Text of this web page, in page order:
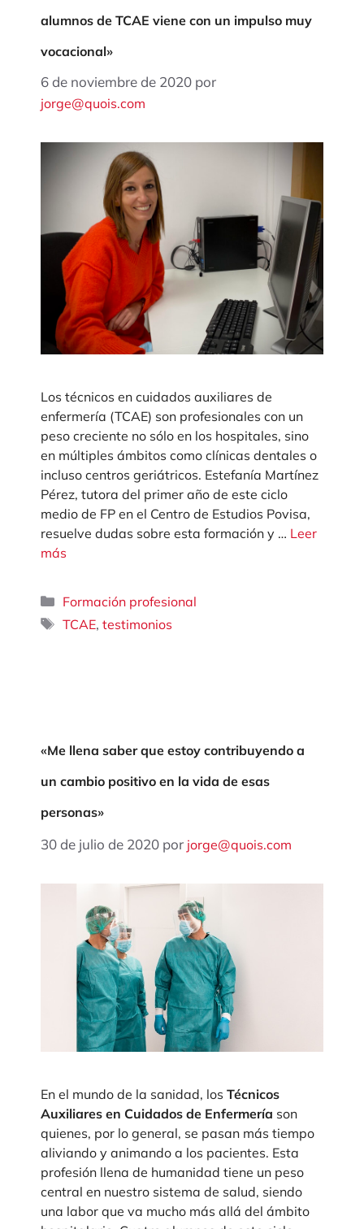
alumnos de TCAE viene con un impulso muy
vocacional»
6 de noviembre de 2020 por
jorge@quois.com
Los técnicos en cuidados auxiliares de
enfermería (TCAE) son profesionales con un
peso creciente no sólo en los hospitales, sino
en múltiples ámbitos como clínicas dentales o
incluso centros geriátricos. Estefanía Martínez
Pérez, tutora del primer año de este ciclo
medio de FP en el Centro de Estudios Povisa,
resuelve dudas sobre esta formación y … Leer
más
Categorías
Formación profesional
Etiquetas
TCAE,testimonios
«Me llena saber que estoy contribuyendo a
un cambio positivo en la vida de esas
personas»
30 de julio de 2020 por jorge@quois.com
En el mundo de la sanidad, los Técnicos
Auxiliares en Cuidados de Enfermería son
quienes, por lo general, se pasan más tiempo
aliviando y animando a los pacientes. Esta
profesión llena de humanidad tiene un peso
central en nuestro sistema de salud, siendo
una labor que va mucho más allá del ámbito